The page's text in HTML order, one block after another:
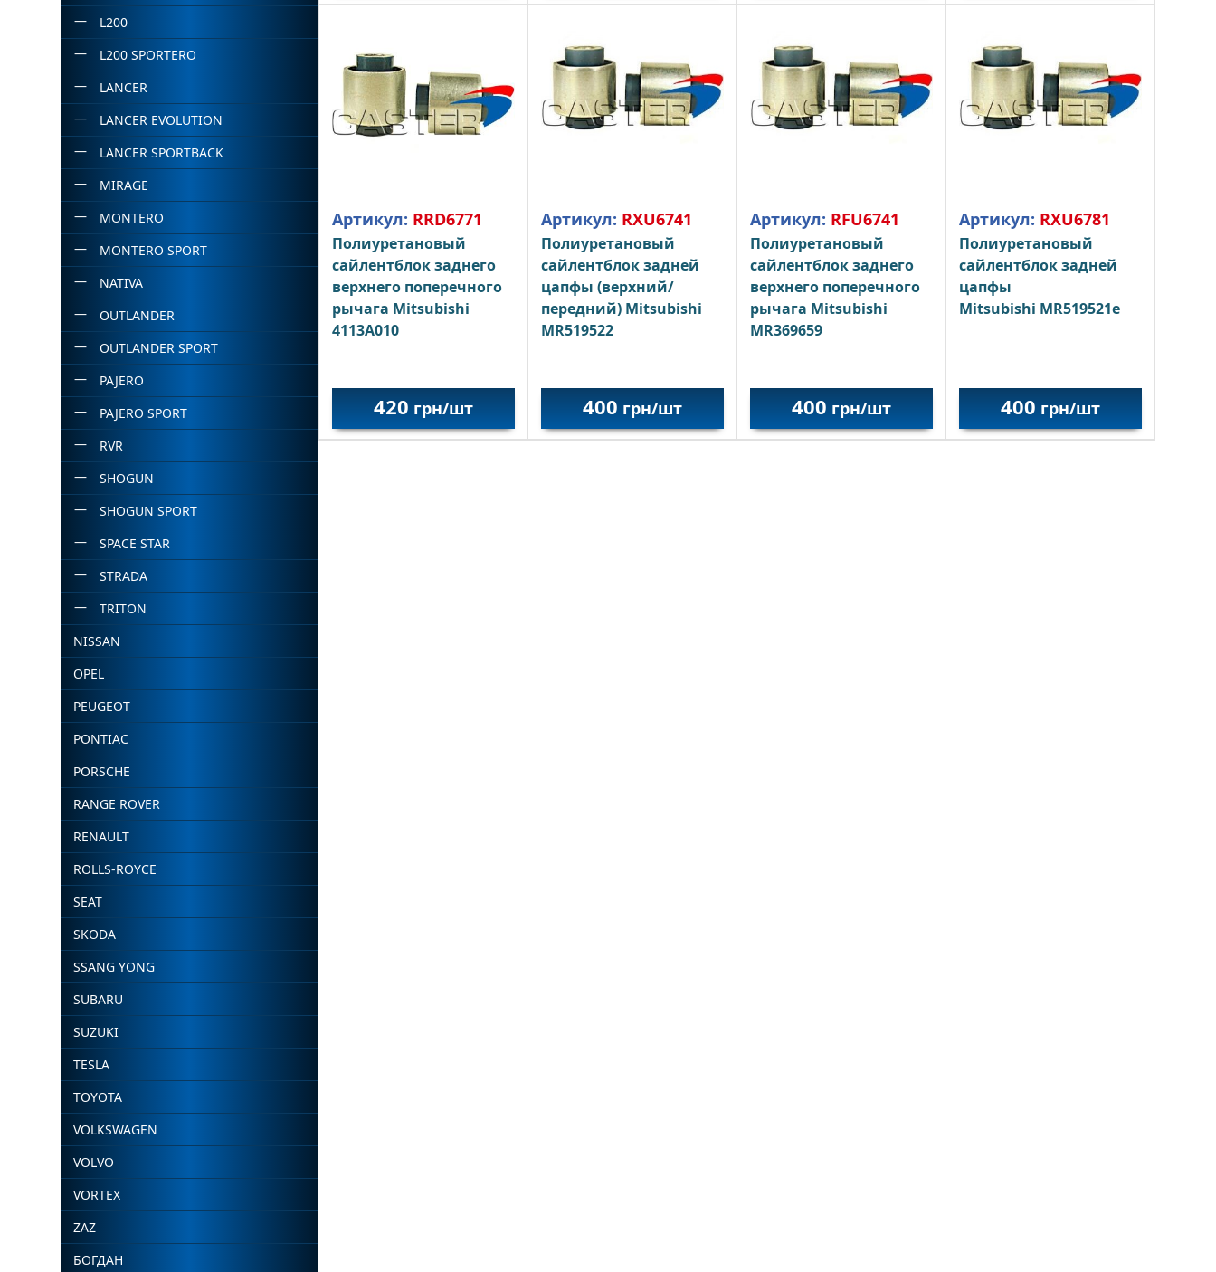
L200
L200 SPORTERO
LANCER
LANCER EVOLUTION
LANCER SPORTBACK
MIRAGE
MONTERO
MONTERO SPORT
NATIVA
OUTLANDER
OUTLANDER SPORT
PAJERO
PAJERO SPORT
RVR
SHOGUN
SHOGUN SPORT
SPACE STAR
STRADA
TRITON
NISSAN
OPEL
PEUGEOT
PONTIAC
PORSCHE
RANGE ROVER
RENAULT
ROLLS-ROYCE
SEAT
SKODA
SSANG YONG
SUBARU
SUZUKI
TESLA
TOYOTA
VOLKSWAGEN
VOLVO
VORTEX
ZAZ
БОГДАН
Артикул: RRD6771
Полиуретановый
сайлентблок заднего
верхнего поперечного
рычага Mitsubishi
4113A010
420 грн/шт
Артикул: RXU6741
Полиуретановый
сайлентблок задней
цапфы (верхний/
передний) Mitsubishi
MR519522
400 грн/шт
Артикул: RFU6741
Полиуретановый
сайлентблок заднего
верхнего поперечного
рычага Mitsubishi
MR369659
400 грн/шт
Артикул: RXU6781
Полиуретановый
сайлентблок задней
цапфы
Mitsubishi MR519521e
400 грн/шт